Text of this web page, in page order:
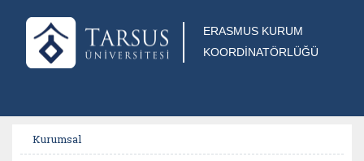
ERASMUS KURUM
KOORDİNATÖRLÜĞÜ
Kurumsal